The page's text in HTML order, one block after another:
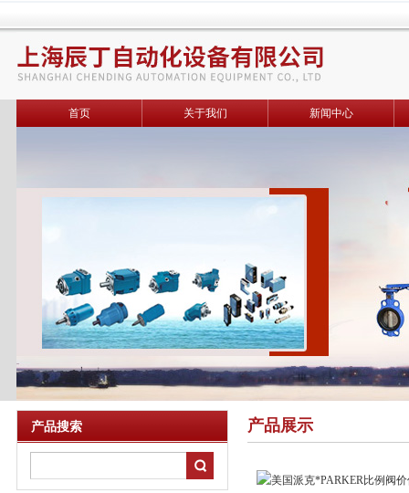
首页 关于我们 新闻中心
产品搜索 产品展示